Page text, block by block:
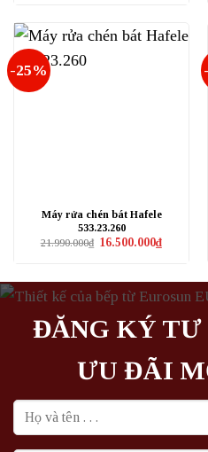
-25%
Máy rửa chén bát Hafele
533.23.260
21.990.000₫ Giá
16.500.000₫Giá
hiện
ĐĂNG KÝ TƯ
ƯU ĐÃI